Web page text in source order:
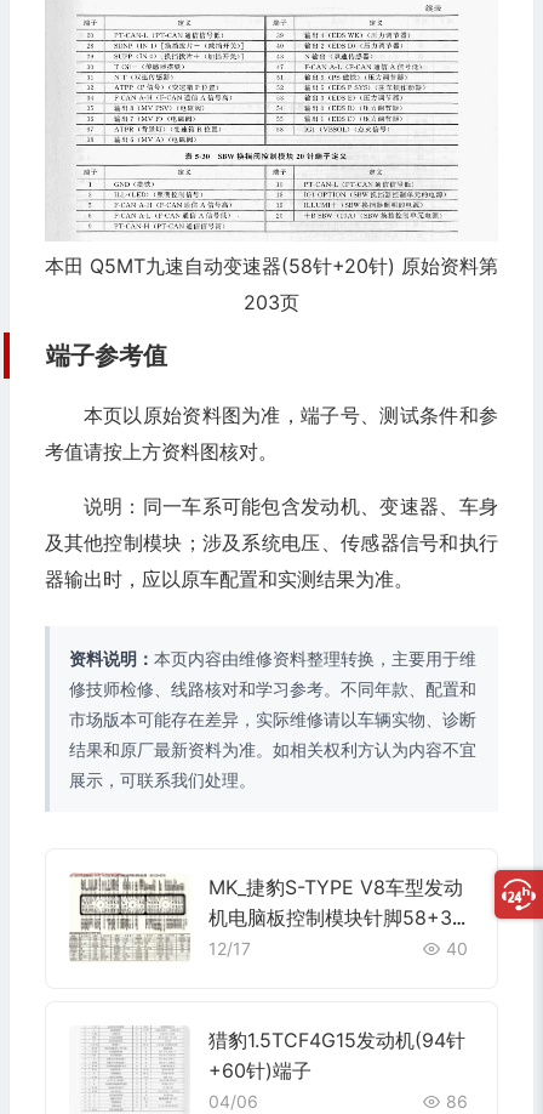
本田 Q5MT九速自动变速器(58针+20针) 原始资料第
203页
端子参考值
本页以原始资料图为准，端子号、测试条件和参
考值请按上方资料图核对。
说明：同一车系可能包含发动机、变速器、车身
及其他控制模块；涉及系统电压、传感器信号和执行
器输出时，应以原车配置和实测结果为准。
资料说明： 本页内容由维修资料整理转换，主要用于维
修技师检修、线路核对和学习参考。不同年款、配置和
市场版本可能存在差异，实际维修请以车辆实物、诊断
结果和原厂最新资料为准。如相关权利方认为内容不宜
展示，可联系我们处理。
MK_捷豹S-TYPE V8车型发动
机电脑板控制模块针脚58+32
+60针 端子图
12/17 40
猎豹1.5TCF4G15发动机(94针
+60针)端子
04/06 86